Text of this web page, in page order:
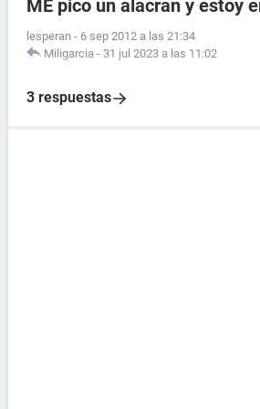
ME pico un alacran y estoy
lesperan - 6 sep 2012 a las 21:34
Miligarcia - 31 jul 2023 a las 11:02
3 respuestas